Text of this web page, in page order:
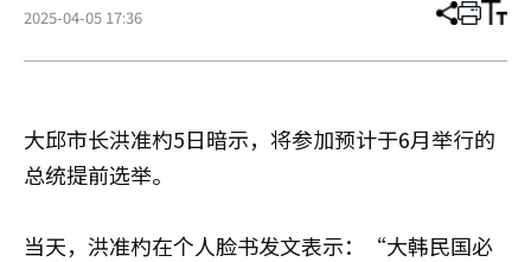
2025-04-05 17:36 分
章
打 调
小
大邱市长洪准杓5日暗示，将参加预计于6月举行的
总统提前选举。
当天，洪准杓在个人脸书发文表示：“大韩民国必